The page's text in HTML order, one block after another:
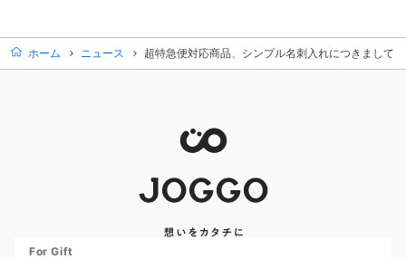
ホーム ニュース 超特急便対応商品、シンプル名刺入れにつきまして
For Gift